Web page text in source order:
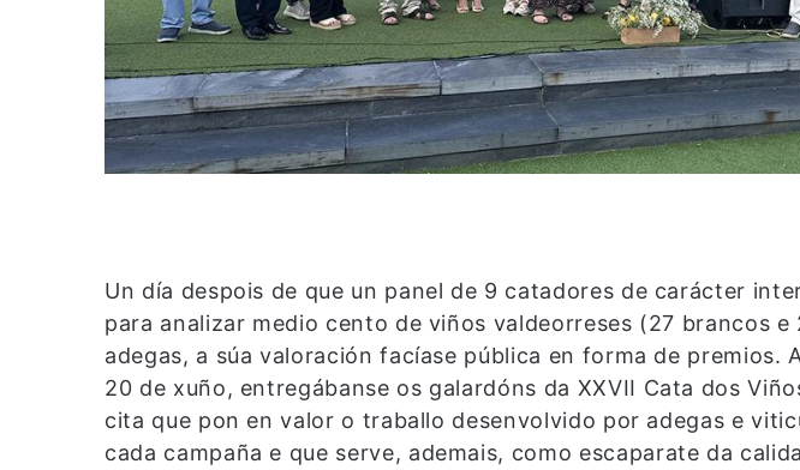
Un día despois de que un panel de 9 catadores de carácter
para analizar medio cento de viños valdeorreses (27 brancos e
adegas, a súa valoración facíase pública en forma de premios.
20 de xuño, entregábanse os galardóns da XXVII Cata dos
cita que pon en valor o traballo desenvolvido por adegas e
cada campaña e que serve, ademais, como escaparate da